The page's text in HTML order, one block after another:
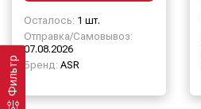
Осталось: 1 шт.
Отправка/Самовывоз:
07.08.2026
Бренд: ASR
Фильтр